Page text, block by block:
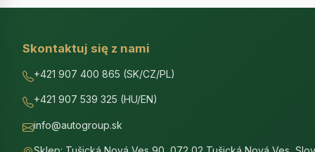
Skontaktuj się z nami
+421 907 400 865 (SK/CZ/PL)
+421 907 539 325 (HU/EN)
info@autogroup.sk